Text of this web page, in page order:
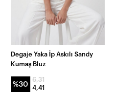
Degaje Yaka İp Askılı Sandy
Kumaş Bluz
%30
6,31
4,41